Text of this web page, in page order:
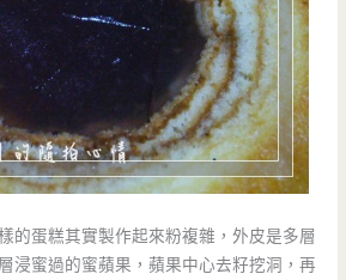
的蛋糕其實製作起來粉複雜，外皮是多層
浸蜜過的蜜蘋果，蘋果中心去籽挖洞，再